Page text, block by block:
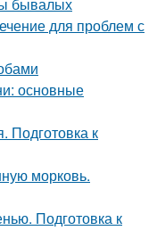
для проблем с
основные
Подготовка к
морковь.
Подготовка к